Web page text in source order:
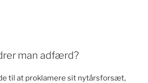
man adfærd?
til at proklamere sit nytårsforsæt,